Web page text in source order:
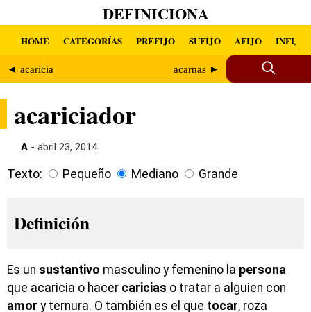
DEFINICIONA
HOME CATEGORÍAS PREFIJO SUFIJO AFIJO INFIJO
◄ acaricia acarnas ►
acariciador
A - abril 23, 2014
Texto: Pequeño Mediano Grande
Definición
Es un sustantivo masculino y femenino la persona
que acaricia o hacer caricias o tratar a alguien con
amor y ternura. O también es el que tocar, roza